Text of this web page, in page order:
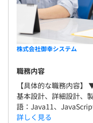
株式会社御幸システム
職務内容
【具体的な職務内容
基本設計、詳細設計、
語：Java11、
詳しく見る